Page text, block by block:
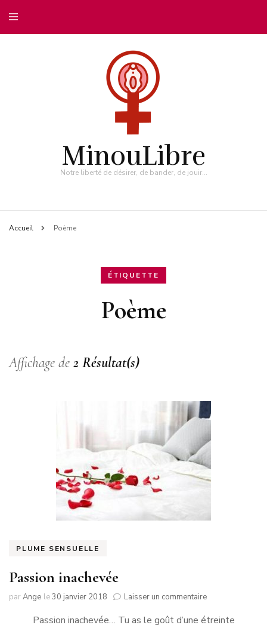
MinouLibre
Notre liberté de désirer, de bander, de jouir…
Accueil Poème
ÉTIQUETTE
Poème
Affichage de 2 Résultat(s)
PLUME SENSUELLE
Passion inachevée
parAnge le30 janvier 2018 Laisser un commentairesur
inachevée
Passion inachevée… Tu as le goût d’une étreinte